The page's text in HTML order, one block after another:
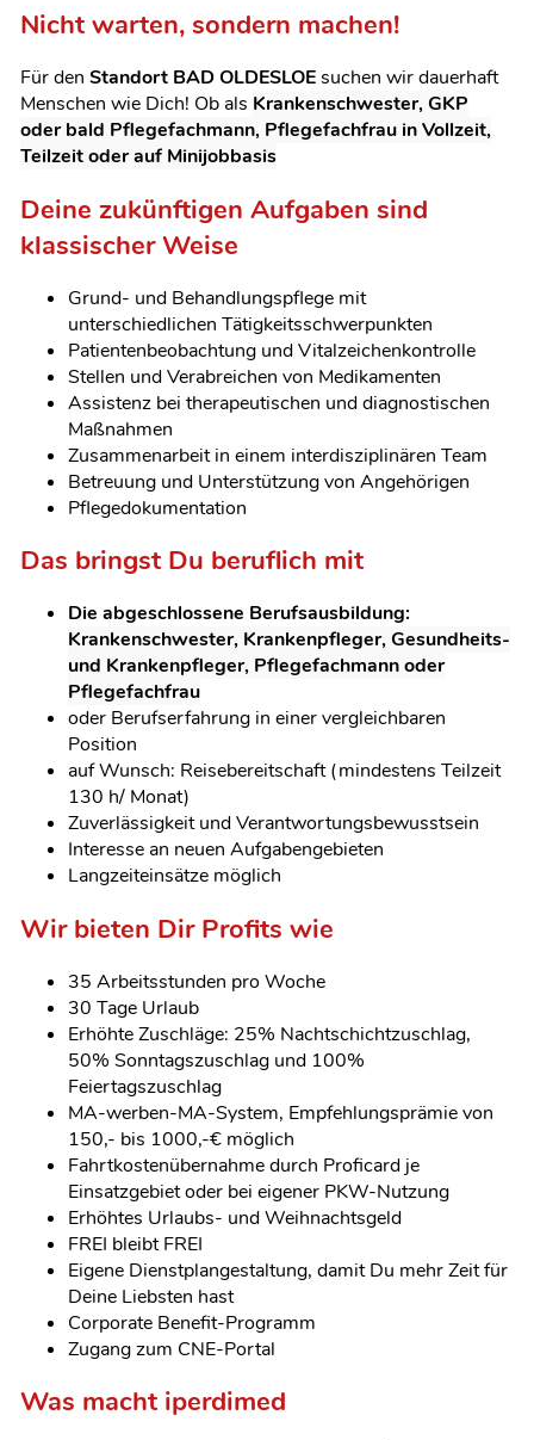
Nicht warten, sondern machen!
Für den Standort BAD OLDESLOEsuchen wir dauerhaft
Menschen wie Dich! Ob als Krankenschwester,GKP
oder bald Pflegefachmann, Pflegefachfrau in Vollzeit,
Teilzeit oder auf Minijobbasis
Deine zukünftigen Aufgaben sind
klassischer Weise
Grund- und Behandlungspflege mit
unterschiedlichen Tätigkeitsschwerpunkten
Patientenbeobachtung und Vitalzeichenkontrolle
Stellen und Verabreichen von Medikamenten
Assistenz bei therapeutischen und diagnostischen
Maßnahmen
Zusammenarbeit in einem interdisziplinären Team
Betreuung und Unterstützung von Angehörigen
Pflegedokumentation
Das bringst Du beruflich mit
Die abgeschlossene Berufsausbildung:
Krankenschwester, Krankenpfleger,Gesundheits-
und Krankenpfleger, Pflegefachmann oder
Pflegefachfrau
oder Berufserfahrung in einer vergleichbaren
Position
auf Wunsch: Reisebereitschaft (mindestens Teilzeit
130 h/ Monat)
Zuverlässigkeit und Verantwortungsbewusstsein
Interesse an neuen Aufgabengebieten
Langzeiteinsätze möglich
Wir bieten Dir Profits wie
35 Arbeitsstunden pro Woche
30 Tage Urlaub
Erhöhte Zuschläge: 25% Nachtschichtzuschlag,
50% Sonntagszuschlag und 100%
Feiertagszuschlag
MA-werben-MA-System, Empfehlungsprämie von
150,- bis 1000,-€ möglich
Fahrtkostenübernahme durch Proficard je
Einsatzgebiet oder bei eigener PKW-Nutzung
Erhöhtes Urlaubs- und Weihnachtsgeld
FREI bleibt FREI
Eigene Dienstplangestaltung, damit Du mehr Zeit für
Deine Liebsten hast
Corporate Benefit-Programm
Zugang zum CNE-Portal
Was macht iperdimed